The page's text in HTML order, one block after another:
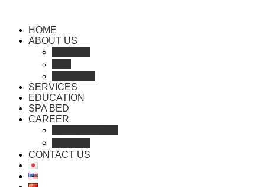
HOME
ABOUT US
SERVICES
EDUCATION
SPA BED
CAREER
CONTACT US